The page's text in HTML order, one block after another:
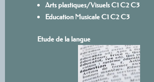
Arts plastiques/VisuelsC1C2C3
Education MusicaleC1C2C3
Etude de la langue